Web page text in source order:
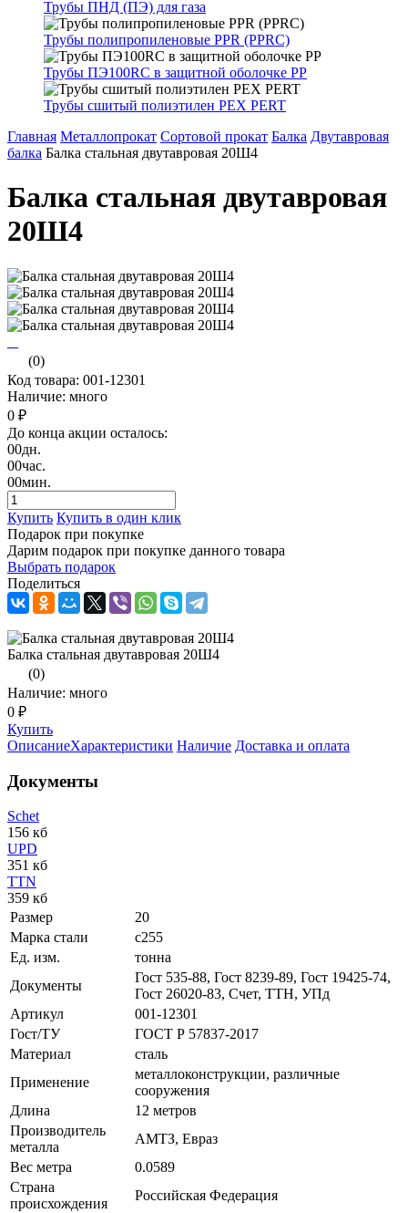
Трубы ПНД (ПЭ) для газа
Трубы полипропиленовые PPR (PPRC)
Трубы ПЭ100RC в защитной оболочке PP
Трубы сшитый полиэтилен PEX PERT
Главная Металлопрокат Сортовой прокат Балка Двутавровая
балка Балка стальная двутавровая 20Ш4
Балка стальная двутавровая
20Ш4
(0)
Код товара: 001-12301
Наличие: много
0 ₽
До конца акции осталось:
00дн.
00час.
00мин.
Купить Купить в один клик
Подарок при покупке
Дарим подарок при покупке данного товара
Выбрать подарок
Поделиться
Балка стальная двутавровая 20Ш4
(0)
Наличие: много
0 ₽
Купить
ОписаниеХарактеристики Наличие Доставка и оплата
Документы
Schet
156 кб
UPD
351 кб
TTN
359 кб
Размер
20
Марка стали
с255
Ед. изм.
тонна
Документы
Гост 535-88, Гост 8239-89, Гост 19425-74,
Гост 26020-83, Счет, ТТН, УПд
Артикул
001-12301
Гост/ТУ
ГОСТ Р 57837-2017
Материал
сталь
Применение
металлоконструкции, различные
сооружения
Длина
12 метров
Производитель
металла
АМТЗ, Евраз
Вес метра
0.0589
Страна
происхождения
Российская Федерация